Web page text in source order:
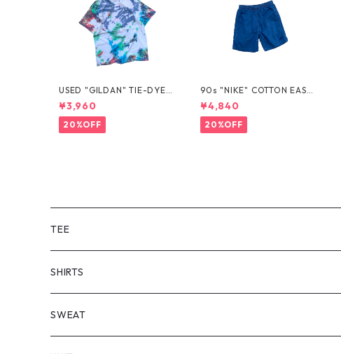
USED "GILDAN" TIE-DYE T
EE
¥3,960
20%OFF
90s "NIKE" COTTON EASY
SHORTS
¥4,840
20%OFF
TEE
SHORT SLEEVE
LONG SLEEVE
SHIRTS
SHORT SLEEVE
SWEAT